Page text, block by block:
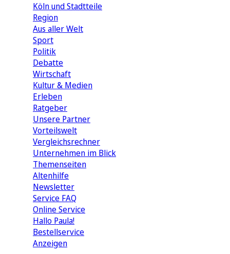
Köln und Stadtteile
Region
Aus aller Welt
Sport
Politik
Debatte
Wirtschaft
Kultur & Medien
Erleben
Ratgeber
Unsere Partner
Vorteilswelt
Vergleichsrechner
Unternehmen im Blick
Themenseiten
Altenhilfe
Newsletter
Service FAQ
Online Service
Hallo Paula!
Bestellservice
Anzeigen